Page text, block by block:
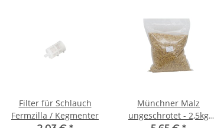
Filter für Schlauch
Fermzilla / Kegmenter
Münchner Malz
ungeschrotet - 2,5kg